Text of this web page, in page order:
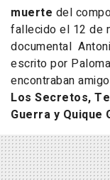
muerte del
fallecido el 12 de
documental
escrito por
encontraban
Los Secretos,
Guerra y Quique